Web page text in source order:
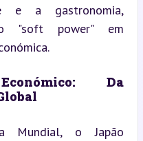
e a gastronomia,
"soft power" em
Da
Mundial, o Japão